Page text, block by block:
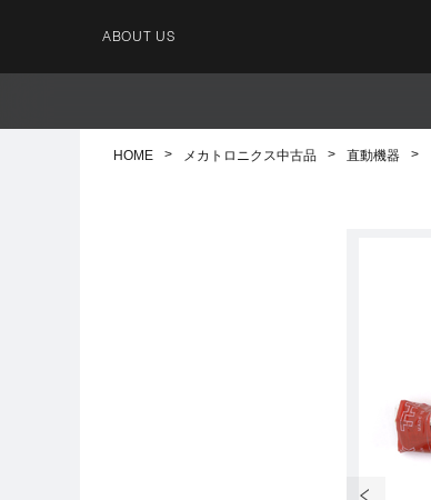
ABOUT US
HOME メカトロニクス中古品 直動機器